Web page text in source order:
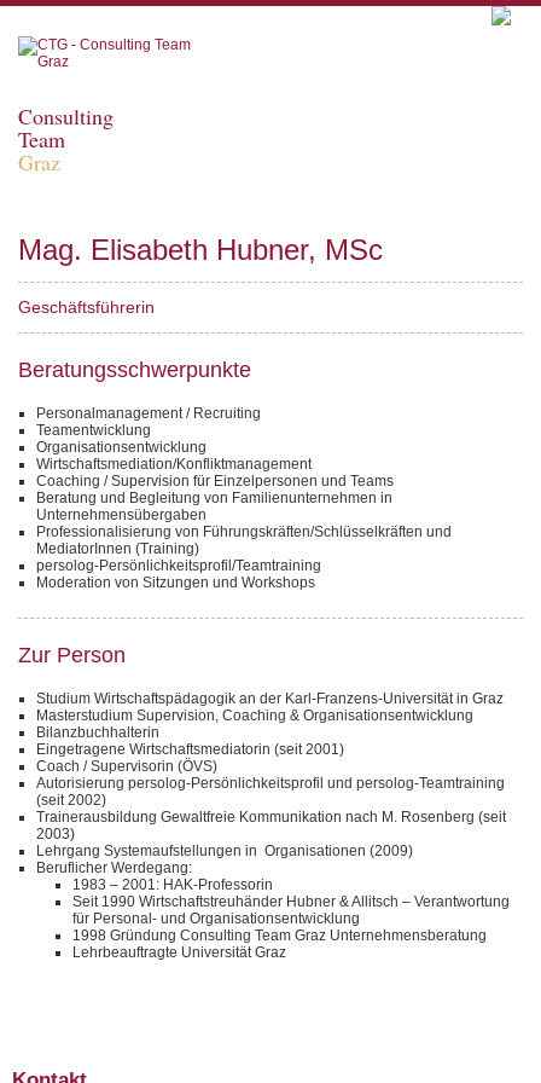
Consulting
Team
Graz
Mag. Elisabeth Hubner, MSc
Geschäftsführerin
Beratungsschwerpunkte
Personalmanagement / Recruiting
Teamentwicklung
Organisationsentwicklung
Wirtschaftsmediation/Konfliktmanagement
Coaching / Supervision für Einzelpersonen und Teams
Beratung und Begleitung von Familienunternehmen in
Unternehmensübergaben
Professionalisierung von Führungskräften/Schlüsselkräften und
MediatorInnen (Training)
persolog-Persönlichkeitsprofil/Teamtraining
Moderation von Sitzungen und Workshops
Zur Person
Studium Wirtschaftspädagogik an der Karl-Franzens-Universität in Graz
Masterstudium Supervision, Coaching & Organisationsentwicklung
Bilanzbuchhalterin
Eingetragene Wirtschaftsmediatorin (seit 2001)
Coach / Supervisorin (ÖVS)
Autorisierung persolog-Persönlichkeitsprofil und persolog-Teamtraining
(seit 2002)
Trainerausbildung Gewaltfreie Kommunikation nach M. Rosenberg (seit
2003)
Lehrgang Systemaufstellungen in Organisationen (2009)
Beruflicher Werdegang:
1983 – 2001: HAK-Professorin
Seit 1990 Wirtschaftstreuhänder Hubner & Allitsch – Verantwortung
für Personal- und Organisationsentwicklung
1998 Gründung Consulting Team Graz Unternehmensberatung
Lehrbeauftragte Universität Graz